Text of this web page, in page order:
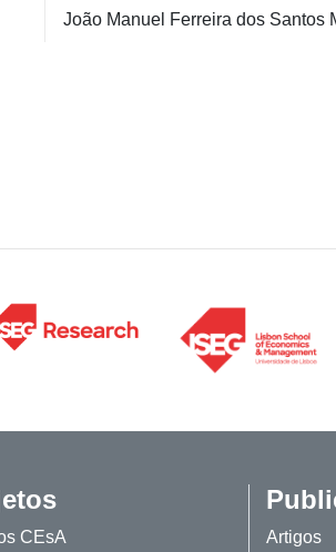
João Manuel Ferreira dos Santos
CEsA
Artigos